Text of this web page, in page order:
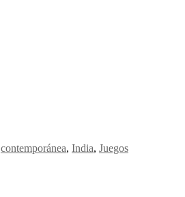
contemporánea, India, Juegos